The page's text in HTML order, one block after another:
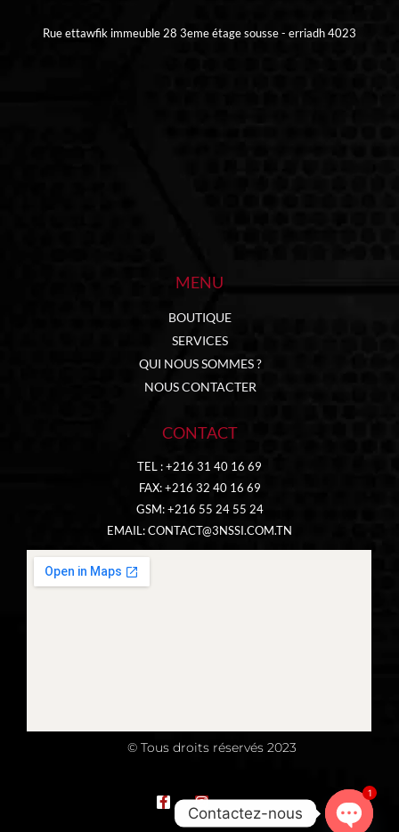
Rue ettawfik immeuble 28 3eme étage sousse - erriadh 4023
MENU
BOUTIQUE
SERVICES
QUI NOUS SOMMES ?
NOUS CONTACTER
CONTACT
TEL : +216 31 40 16 69
FAX: +216 32 40 16 69
GSM: +216 55 24 55 24
EMAIL:CONTACT@3NSSI.COM.TN
© Tous droits réservés 2023
Contactez-nous
1